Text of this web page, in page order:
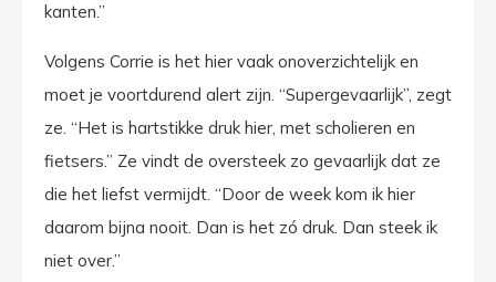
kanten.”
Volgens Corrie is het hier vaak onoverzichtelijk en
moet je voortdurend alert zijn. “Supergevaarlijk”, zegt
ze. “Het is hartstikke druk hier, met scholieren en
fietsers.” Ze vindt de oversteek zo gevaarlijk dat ze
die het liefst vermijdt. “Door de week kom ik hier
daarom bijna nooit. Dan is het zó druk. Dan steek ik
niet over.”